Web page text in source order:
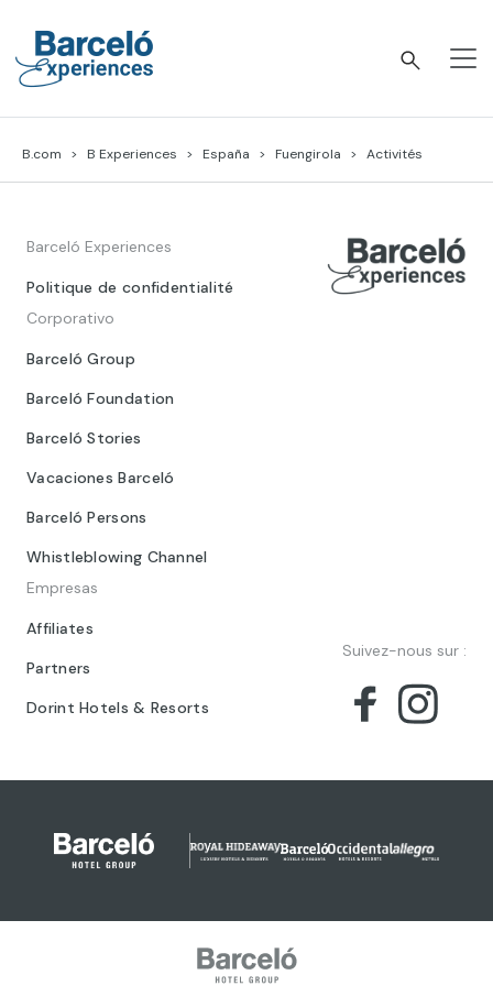
content
B.com B Experiences España Fuengirola Activités
Barceló Experiences
Politique de confidentialité
Corporativo
Barceló Group
Barceló Foundation
Barceló Stories
Vacaciones Barceló
Barceló Persons
Whistleblowing Channel
Empresas
Affiliates
Partners
Dorint Hotels & Resorts
Suivez-nous sur :